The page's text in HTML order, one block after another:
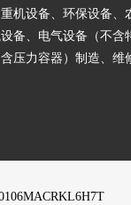
机设备、环保设备、
备、电气设备（不含
压力容器）制造、维
出口除外）。（依法